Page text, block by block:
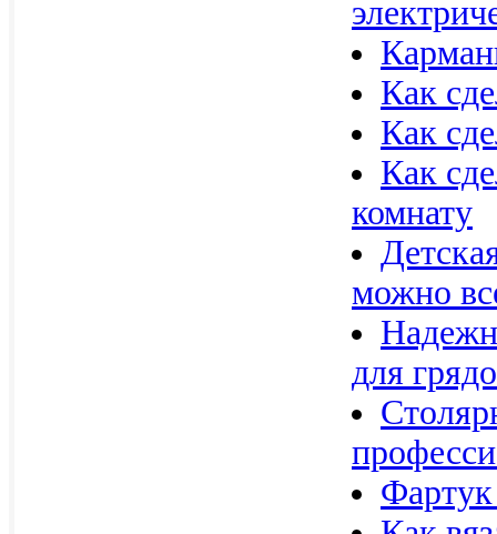
Как
Как
Как
комнату
можно
для